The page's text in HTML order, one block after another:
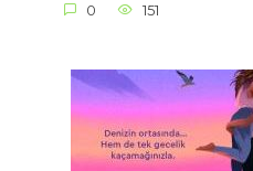
0 151